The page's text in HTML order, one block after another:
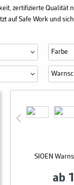
zertifizierte Qualität
auf Safe Work und
Farbe
SIOEN
ab